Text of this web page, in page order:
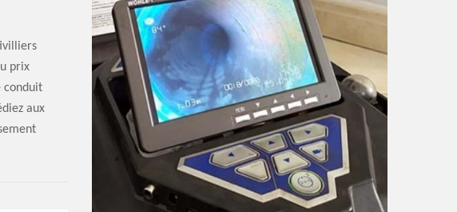
prix
conduit
aux